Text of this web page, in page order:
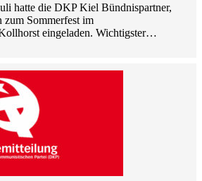
hatte die DKP Kiel Bündnispartner,
zum Sommerfest im
eingeladen. Wichtigster…